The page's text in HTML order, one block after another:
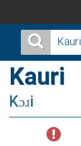
Kauri
Kɔɹi